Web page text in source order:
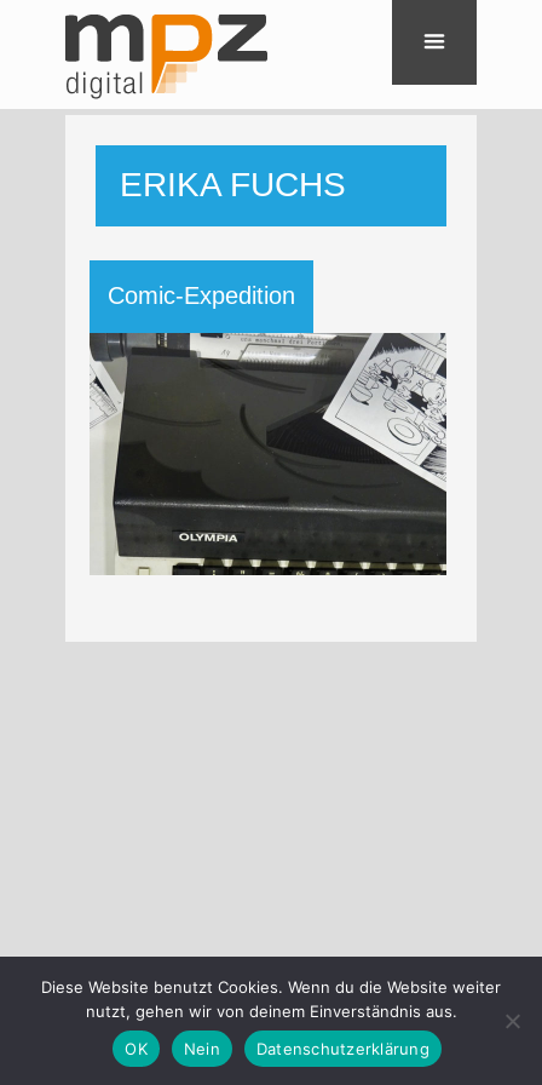
ERIKA FUCHS
HAUS
Comic-Expedition
Diese Website benutzt Cookies. Wenn du die Website weiter
nutzt, gehen wir von deinem Einverständnis aus.
OK
Nein Datenschutzerklärung